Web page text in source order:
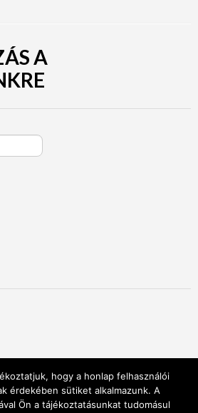
A
hogy a honlap felhasználói
érdekében sütiket alkalmazunk. A
Ön a tájékoztatásunkat tudomásul